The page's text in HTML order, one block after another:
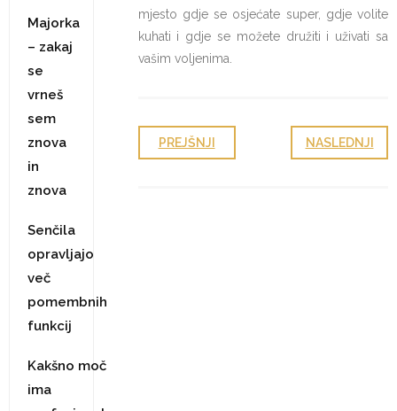
mjesto gdje se osjećate super, gdje volite
kuhati i gdje se možete družiti i uživati sa
vašim voljenima.
PREJŠNJI NASLEDNJI
Majorka
– zakaj
se
vrneš
sem
znova
in
znova
Senčila
opravljajo
več
pomembnih
funkcij
Kakšno moč
ima